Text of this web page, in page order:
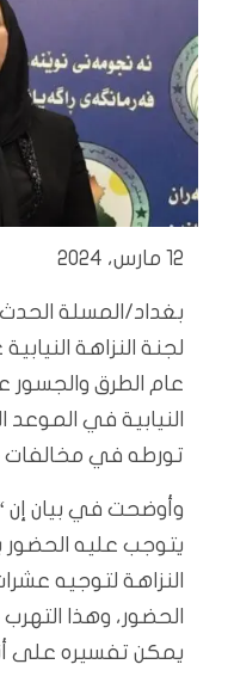
12 مارس، 2024
بغداد/المسلة
لجنة النزاهة
عام الطرق والجسور
النيابية في
تورطه في مخالفات
وأوضحت في بيان إن
يتوجب عليه الحضور
النزاهة لتوجيه
الحضور، وهذا
يمكن تفسيره على